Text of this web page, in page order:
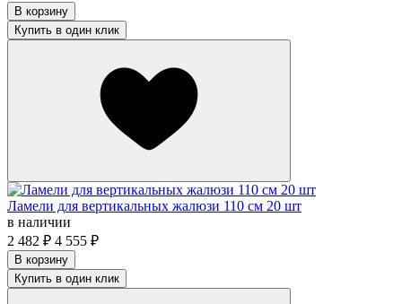
В корзину
Купить в один клик
Ламели для вертикальных жалюзи 110 см 20 шт
в наличии
2 482 ₽ 4 555 ₽
В корзину
Купить в один клик